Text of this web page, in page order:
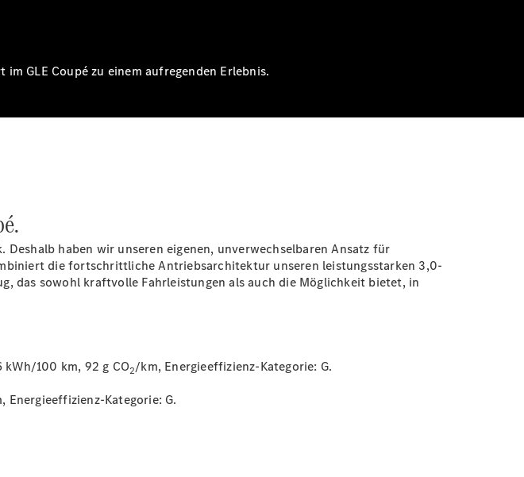
GLE Coupé zu einem aufregenden Erlebnis.
haben wir unseren eigenen, unverwechselbaren Ansatz für
die fortschrittliche Antriebsarchitektur unseren leistungsstarken 3,0-
das sowohl kraftvolle Fahrleistungen als auch die Möglichkeit bietet, in
kWh/100 km, 92 g CO2/km, Energieeffizienz-Kategorie: G.
Energieeffizienz-Kategorie: G.